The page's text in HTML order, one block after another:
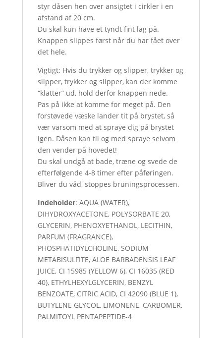
styr dåsen hen over ansigtet i cirkler i en
afstand af 20 cm.
Du skal kun have et tyndt fint lag på.
Knappen slippes først når du har fået over
det hele.
Vigtigt: Hvis du trykker og slipper, trykker og
slipper, trykker og slipper, kan der komme
“klatter” ud, hold derfor knappen nede.
Pas på ikke at komme for meget på. Den
forstøvede væske lander tit på brystet, så
vær varsom med at spraye dig på brystet
igen. Dåsen kan til og med spraye selvom
den vender på hovedet!
Du skal undgå at bade, træne og svede de
efterfølgende 4-8 timer efter påføringen.
Bliver du våd, stoppes bruningsprocessen.
Indeholder: AQUA (WATER),
DIHYDROXYACETONE, POLYSORBATE 20,
GLYCERIN, PHENOXYETHANOL, LECITHIN,
PARFUM (FRAGRANCE),
PHOSPHATIDYLCHOLINE, SODIUM
METABISULFITE, ALOE BARBADENSIS LEAF
JUICE, CI 15985 (YELLOW 6), CI 16035 (RED
40), ETHYLHEXYLGLYCERIN, BENZYL
BENZOATE, CITRIC ACID, CI 42090 (BLUE 1),
BUTYLENE GLYCOL, LIMONENE, CARBOMER,
PALMITOYL PENTAPEPTIDE-4